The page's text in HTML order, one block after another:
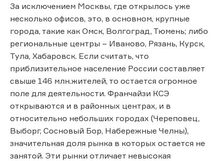
За исключением Москвы, где открылось уже
несколько офисов, это, в основном, крупные
города, такие как Омск, Волгоград, Тюмень; либо
региональные центры – Иваново, Рязань, Курск,
Тула, Хабаровск. Если считать, что
приблизительное население России составляет
свыше 146 млн.жителей, то остается огромное
поле для деятельности. Франчайзи КСЭ
открываются и в районных центрах, и в
относительно небольших городах (Череповец,
Выборг, Сосновый Бор, Набережные Челны),
значительная доля рынка в которых остается не
занятой. Эти рынки отличает невысокая